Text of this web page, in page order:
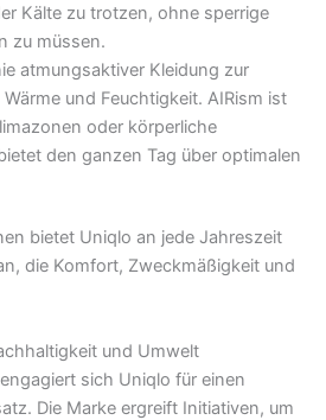
Kälte zu trotzen, ohne sperrige
zu müssen.
atmungsaktiver Kleidung zur
und Feuchtigkeit. AIRism ist
oder körperliche
den ganzen Tag über optimalen
bietet Uniqlo an jede Jahreszeit
die Komfort, Zweckmäßigkeit und
und Umwelt
sich Uniqlo für einen
Die Marke ergreift Initiativen, um